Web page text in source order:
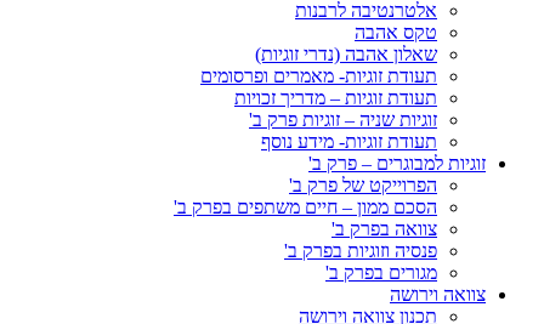
אלטרנטיבה לרבנות
טקס אהבה
שאלון אהבה (נדרי זוגיות)
תעודת זוגיות- מאמרים ופרסומים
תעודת זוגיות – מדריך זכויות
זוגיות שניה – זוגיות פרק ב'
תעודת זוגיות- מידע נוסף
זוגיות למבוגרים – פרק ב'
הפרוייקט של פרק ב'
הסכם ממון – חיים משתפים בפרק ב'
צוואה בפרק ב'
פנסיה וזוגיות בפרק ב'
מגורים בפרק ב'
צוואה וירושה
תכנון צוואה וירושה